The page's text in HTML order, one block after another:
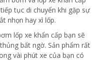
tục di chuyển khi gặp sự
nhọn hay xì lốp.
lốp xe khẩn cấp bạn sẽ
bất ngờ. Sản phẩm rất
vài phút xe của bạn có